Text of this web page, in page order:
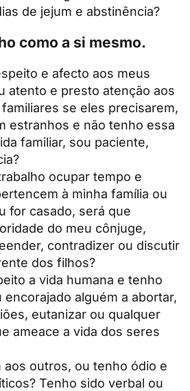
de jejum e abstinência?
como a si mesmo.
e afecto aos meus
atento e presto atenção aos
se eles precisarem,
estranhos e não tenho essa
familiar, sou paciente,
ocupar tempo e
à minha família ou
for casado, será que
do meu cônjuge,
contradizer ou discutir
dos filhos?
a vida humana e tenho
encorajado alguém a abortar,
eutanizar ou qualquer
ameace a vida dos seres
aos outros, ou tenho ódio e
Tenho sido verbal ou